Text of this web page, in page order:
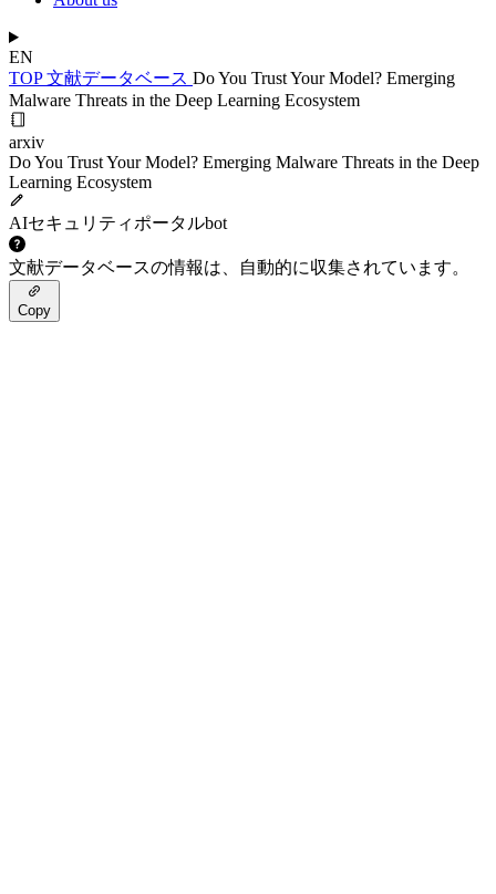
EN
TOP文献データベース Do You Trust Your Model? Emerging
Malware Threats in the Deep Learning Ecosystem
arxiv
Do You Trust Your Model? Emerging Malware Threats in the Deep
Learning Ecosystem
AIセキュリティポータルbot
文献データベースの情報は、自動的に収集されています。
Copy